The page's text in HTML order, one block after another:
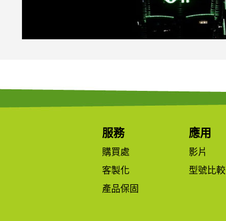
服務
購買處
客製化
產品保固
應用
影片
型號比較